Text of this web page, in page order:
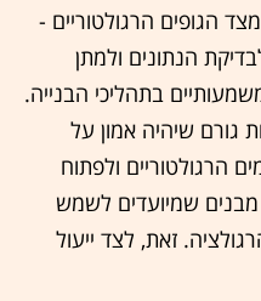
הגופים הרגולטוריים -
הנתונים ולמתן
בתהליכי הבנייה.
גורם שיהיה אמון על
הרגולטוריים ולפתוח
מבנים שמיועדים לשמש
זאת, לצד ייעול